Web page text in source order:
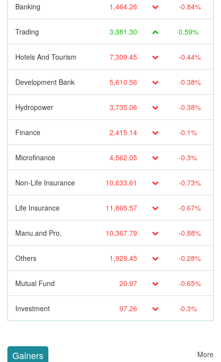
Banking 1,464.26 -0.84%
Trading 3,381.30 0.59%
Hotels And Tourism 7,309.45 -0.44%
Development Bank 5,610.56 -0.38%
Hydropower 3,735.06 -0.38%
Finance 2,415.14 -0.1%
Microfinance 4,562.05 -0.3%
Non-Life Insurance 10,633.61 -0.73%
Life Insurance 11,865.57 -0.67%
Manu.and Pro. 10,367.79 -0.88%
Others 1,929.45 -0.28%
Mutual Fund 20.97 -0.65%
Investment 97.26 -0.3%
Gainers More